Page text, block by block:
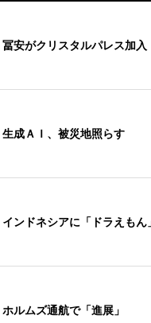
冨安がクリスタルパレス加入
生成ＡＩ、被災地照らす
インドネシアに「ドラえも
ホルムズ通航で「進展」